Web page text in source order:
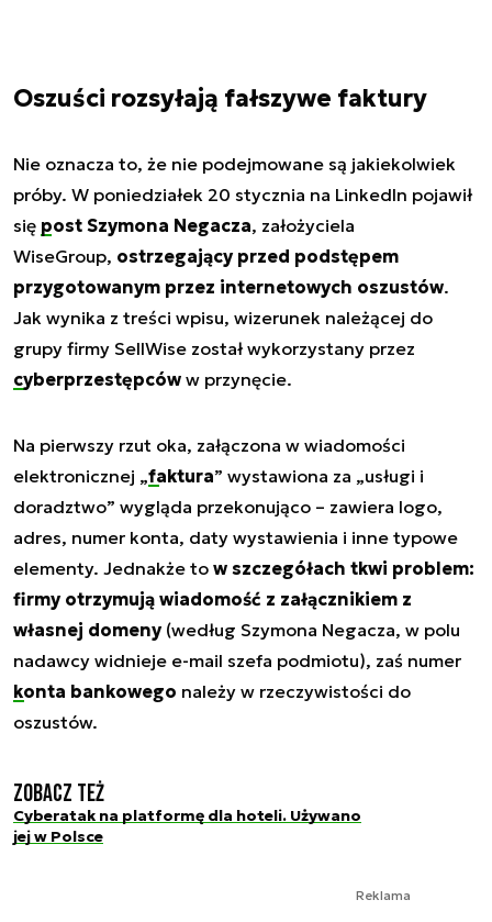
Oszuści rozsyłają fałszywe faktury
Nie oznacza to, że nie podejmowane są jakiekolwiek
próby. W poniedziałek 20 stycznia na LinkedIn pojawił
się post Szymona Negacza, założyciela
WiseGroup, ostrzegający przed podstępem
przygotowanym przez internetowych oszustów.
Jak wynika z treści wpisu, wizerunek należącej do
grupy firmy SellWise został wykorzystany przez
cyberprzestępców w przynęcie.
Na pierwszy rzut oka, załączona w wiadomości
elektronicznej „faktura” wystawiona za „usługi i
doradztwo” wygląda przekonująco – zawiera logo,
adres, numer konta, daty wystawienia i inne typowe
elementy. Jednakże to w szczegółach tkwi problem:
firmy otrzymują wiadomość z załącznikiem z
własnej domeny(według Szymona Negacza, w polu
nadawcy widnieje e-mail szefa podmiotu), zaś numer
konta bankowego należy w rzeczywistości do
oszustów.
Zobacz też
Cyberatak na platformę dla hoteli. Używano
jej w Polsce
Reklama